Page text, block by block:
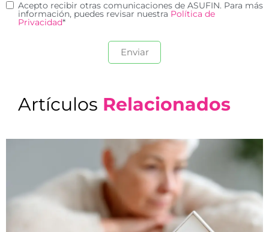
Acepto recibir otras comunicaciones de ASUFIN. Para más
información, puedes revisar nuestra Política de
Privacidad*
Artículos Relacionados